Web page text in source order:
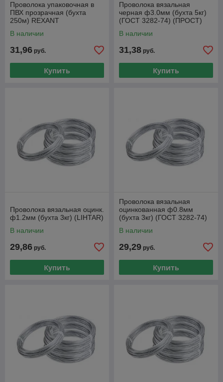
Проволока упаковочная в
ПВХ прозрачная (бухта
250м) REXANT
В наличии
31,96 руб.
Купить
Проволока вязальная
черная ф3.0мм (бухта 5кг)
(ГОСТ 3282-74) (ПРОСТ)
В наличии
31,38 руб.
Купить
Проволока вязальная оцинк.
ф1.2мм (бухта 3кг) (LIHTAR)
В наличии
29,86 руб.
Купить
Проволока вязальная
оцинкованная ф0.8мм
(бухта 3кг) (ГОСТ 3282-74)
В наличии
29,29 руб.
Купить